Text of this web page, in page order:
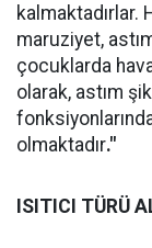
maruziyet,
çocuklarda
olarak, astım
olmaktadır."
ISITICI TÜRÜ